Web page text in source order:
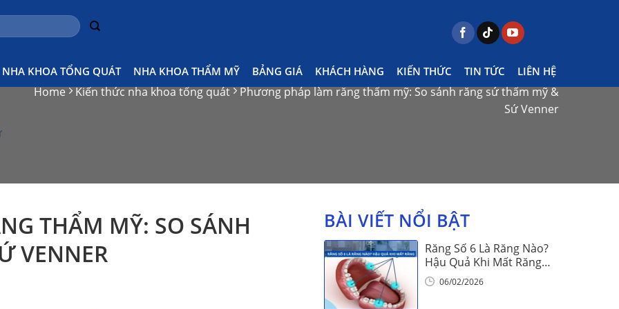
NHA KHOA TỔNG QUÁT NHA KHOA THẨM MỸ BẢNG GIÁ KHÁCH HÀNG KIẾN THỨC TIN TỨC LIÊN HỆ
Home Kiến thức nha khoa tổng quát Phương pháp làm răng thẩm mỹ: So sánh răng sứ thẩm mỹ &
Sứ Venner
THẨM MỸ: SO SÁNH
VENNER
BÀI VIẾT NỔI BẬT
Răng Số 6 Là Răng Nào?
Hậu Quả Khi Mất Răng
Số 606/02/2026